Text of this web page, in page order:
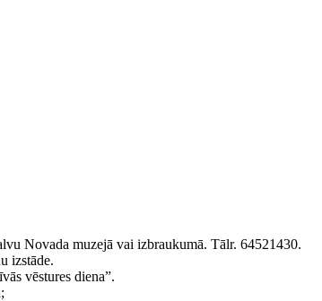
Novada muzejā vai izbraukumā. Tālr. 64521430.
izstāde.
vēstures diena”.